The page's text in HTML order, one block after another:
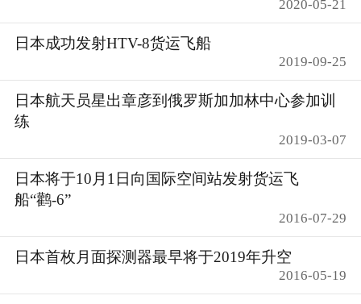
2020-05-21
日本成功发射HTV-8货运飞船
2019-09-25
日本航天员星出章彦到俄罗斯加加林中心参加训
练
2019-03-07
日本将于10月1日向国际空间站发射货运飞
船“鹳-6”
2016-07-29
日本首枚月面探测器最早将于2019年升空
2016-05-19